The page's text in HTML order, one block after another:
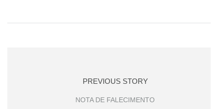
PREVIOUS STORY
NOTA DE FALECIMENTO